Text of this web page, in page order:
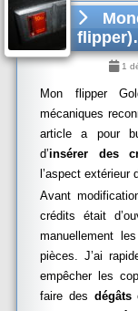
1
Mon flipper
mécaniques
article a pour
d’insérer des
l’aspect extérieur
Avant
crédits était
manuellement
pièces. J’ai
empêcher les
faire des dégâts